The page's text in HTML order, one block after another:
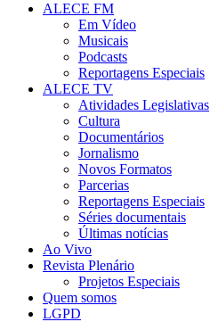
ALECE FM
Em Vídeo
Musicais
Podcasts
Reportagens Especiais
ALECE TV
Atividades Legislativas
Cultura
Documentários
Jornalismo
Novos Formatos
Parcerias
Reportagens Especiais
Séries documentais
Últimas notícias
Ao Vivo
Revista Plenário
Projetos Especiais
Quem somos
LGPD